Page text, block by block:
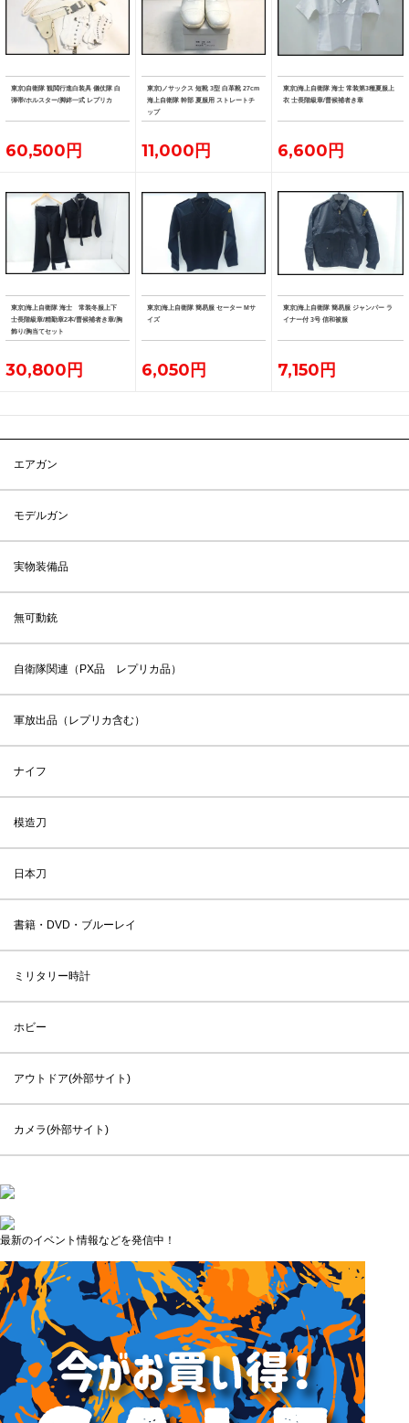
東京)自衛隊 観閲行進白装具 儀仗隊 白
弾帯/ホルスター/脚絆一式 レプリカ
60,500円
東京)ノサックス 短靴 3型 白革靴 27cm
海上自衛隊 幹部 夏服用 ストレートチ
ップ
11,000円
東京)海上自衛隊 海士 常装第3種夏服上
衣 士長階級章/曹候補者き章
6,600円
東京)海上自衛隊 海士 常装冬服上下
士長階級章/精勤章2本/曹候補者き章/胸
飾り/胸当てセット
30,800円
東京)海上自衛隊 簡易服 セーター Mサ
イズ
6,050円
東京)海上自衛隊 簡易服 ジャンパー ラ
イナー付 3号 信和被服
7,150円
エアガン
モデルガン
実物装備品
無可動銃
自衛隊関連（PX品 レプリカ品）
軍放出品（レプリカ含む）
ナイフ
模造刀
日本刀
書籍・DVD・ブルーレイ
ミリタリー時計
ホビー
アウトドア(外部サイト)
カメラ(外部サイト)
最新のイベント情報などを発信中！